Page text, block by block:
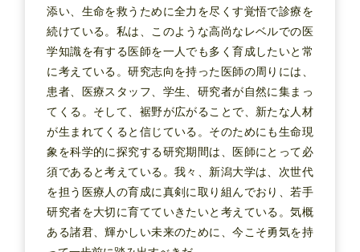
添い、生命を救うために全力を尽くす覚悟で診療を
続けている。私は、このような高尚なレベルでの医
学知識を有する医師を一人でも多く育成したいと常
に考えている。研究志向を持った医師の周りには、
患者、医療スタッフ、学生、研究者が自然に集まっ
てくる。そして、裾野が広がることで、新たな人材
が生まれてくると信じている。そのためにも生命現
象を科学的に探究する研究期間は、医師にとって必
須であると考えている。我々、新潟大学は、次世代
を担う医療人の育成に真剣に取り組んでおり、若手
研究者を大切に育てていきたいと考えている。気概
ある諸君、輝かしい未来のために、今こそ勇気を持